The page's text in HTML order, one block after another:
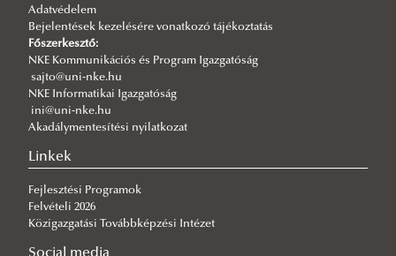
Adatvédelem
Bejelentések kezelésére vonatkozó tájékoztatás
Főszerkesztő:
NKE Kommunikációs és Program Igazgatóság
sajto@uni-nke.hu
NKE Informatikai Igazgatóság
ini@uni-nke.hu
Akadálymentesítési nyilatkozat
Linkek
Fejlesztési Programok
Felvételi 2026
Közigazgatási Továbbképzési Intézet